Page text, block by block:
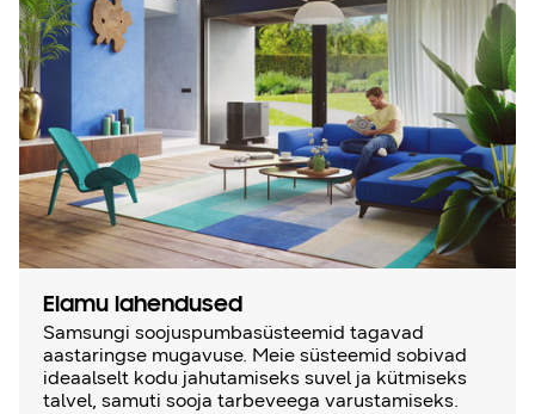
Elamu lahendused
Samsungi soojuspumbasüsteemid tagavad
aastaringse mugavuse. Meie süsteemid sobivad
ideaalselt kodu jahutamiseks suvel ja kütmiseks
talvel, samuti sooja tarbeveega varustamiseks.